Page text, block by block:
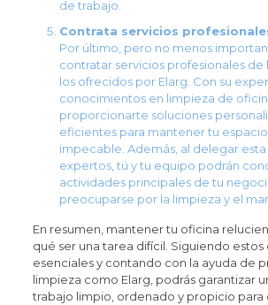
de trabajo.
Contrata servicios
Por último, pero no menos
contratar servicios profesionales
los ofrecidos por Elarg. Con su
conocimientos en limpieza de
proporcionarte soluciones
eficientes para mantener tu
impecable. Además, al delegar
expertos, tú y tu equipo podrán
actividades principales de tu
preocuparse por la limpieza y el
En resumen, mantener tu oficina
qué ser una tarea difícil. Siguiendo
esenciales y contando con la ayuda de
limpieza como Elarg, podrás garantizar
trabajo limpio, ordenado y propicio para